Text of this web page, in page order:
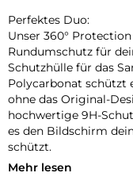
Perfektes Duo:
Unser 360°
Rundumschutz für
Schutzhülle für das
Polycarbonat schützt
ohne das Original-
hochwertige 9H-
es den Bildschirm
schützt.
Unbeeinträchtigte
Mehr lesen